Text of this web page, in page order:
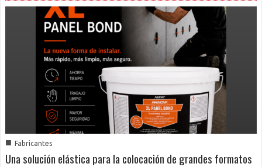
■ Fabricantes
Una solución elástica para la colocación de grandes formatos